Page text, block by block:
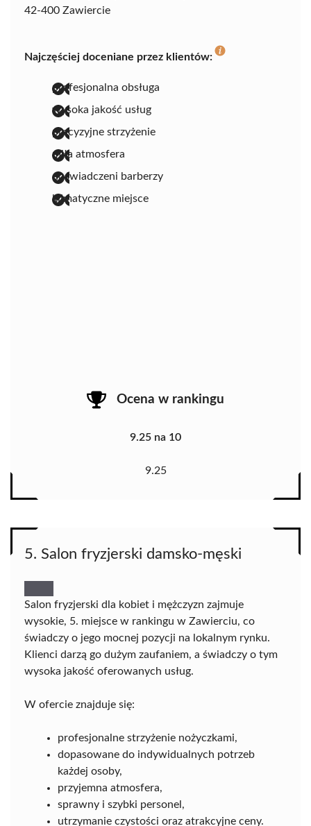
42-400 Zawiercie
Najczęściej doceniane przez klientów:
profesjonalna obsługa
wysoka jakość usług
precyzyjne strzyżenie
miła atmosfera
doświadczeni barberzy
klimatyczne miejsce
Ocena w rankingu
9.25 na 10
9.25
5. Salon fryzjerski damsko-męski
Salon fryzjerski dla kobiet i mężczyzn zajmuje
wysokie, 5. miejsce w rankingu w Zawierciu, co
świadczy o jego mocnej pozycji na lokalnym rynku.
Klienci darzą go dużym zaufaniem, a świadczy o tym
wysoka jakość oferowanych usług.
W ofercie znajduje się:
profesjonalne strzyżenie nożyczkami,
dopasowane do indywidualnych potrzeb
każdej osoby,
przyjemna atmosfera,
sprawny i szybki personel,
utrzymanie czystości oraz atrakcyjne ceny.